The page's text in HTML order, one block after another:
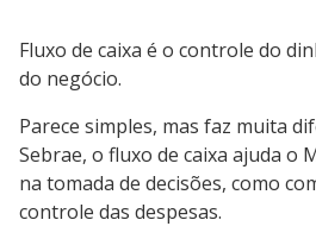
Fluxo de caixa é o controle do
do negócio.
Parece simples, mas faz muita
Sebrae, o fluxo de caixa ajuda o
na tomada de decisões, como
controle das despesas.